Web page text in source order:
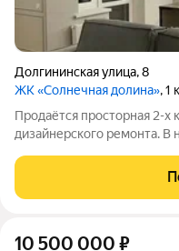
Долгининская улица,8
ЖК «Солнечная долина», 1
Продаётся просторная 2-х
дизайнерского ремонта. В
см, стиральная и
холодильник,
10 500 000 ₽